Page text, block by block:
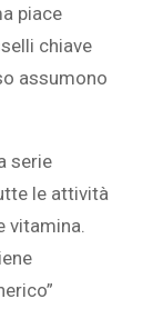
piace
chiave
assumono
serie
le attività
vitamina.